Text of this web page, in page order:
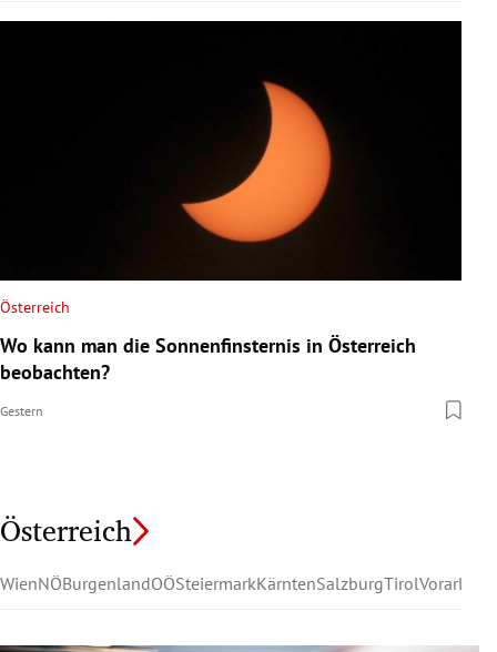
Österreich
Wo kann man die Sonnenfinsternis in Österreich
beobachten?
Gestern
Österreich
WienNÖBurgenlandOÖSteiermarkKärntenSalzburgTirolVorarlberg